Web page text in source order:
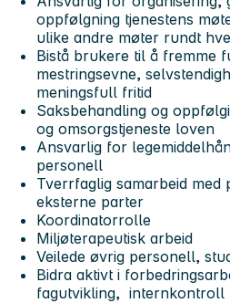
oppfølgning tjenestens
ulike andre møter rundt
Bistå brukere til å fremme
mestringsevne,
meningsfull fritid
Saksbehandling og
og omsorgstjeneste loven
Ansvarlig for
personell
Tverrfaglig samarbeid med
eksterne parter
Koordinatorrolle
Miljøterapeutisk arbeid
Veilede øvrig personell,
Bidra aktivt i
fagutvikling, internkontroll